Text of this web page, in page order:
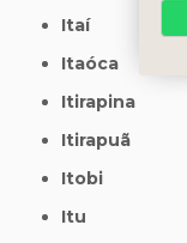
Itaí
Itaóca
Itirapina
Itirapuã
Itobi
Itu